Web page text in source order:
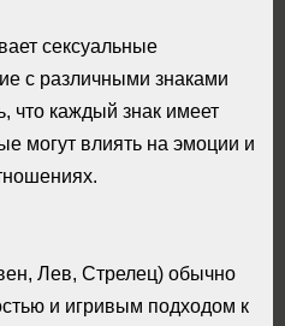
сексуальные
с различными знаками
что каждый знак имеет
могут влиять на эмоции и
Лев, Стрелец) обычно
и игривым подходом к